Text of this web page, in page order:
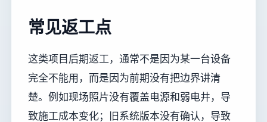
常见返工点
这类项目后期返工，通常不是因为某一台设备
完全不能用，而是因为前期没有把边界讲清
楚。例如现场照片没有覆盖电源和弱电井，导
致施工成本变化；旧系统版本没有确认，导致